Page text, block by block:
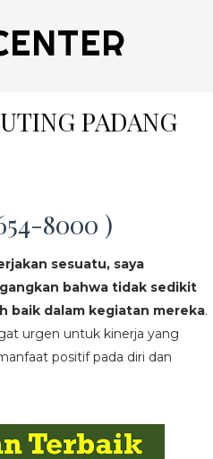
PADANG
8000 )
sesuatu, saya
bahwa tidak sedikit
baik dalam kegiatan mereka.
urgen untuk kinerja yang
positif pada diri dan